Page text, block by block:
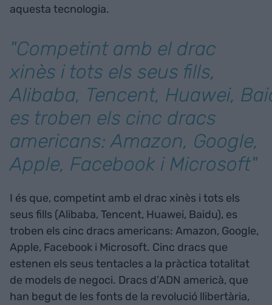
aquesta tecnologia.
"Competint amb el drac
xinès i tots els seus fills,
Alibaba, Tencent, Huawei,
es troben els cinc dracs
americans: Amazon, Google,
Apple, Facebook i Microsoft"
I és que, competint amb el drac xinès i tots els
seus fills (Alibaba, Tencent, Huawei, Baidu), es
troben els cinc dracs americans: Amazon, Google,
Apple, Facebook i Microsoft. Cinc dracs que
estenen els seus tentacles a la pràctica totalitat
de models de negoci. Dracs d’ADN americà, que
han begut de les fonts de la revolució llibertària,